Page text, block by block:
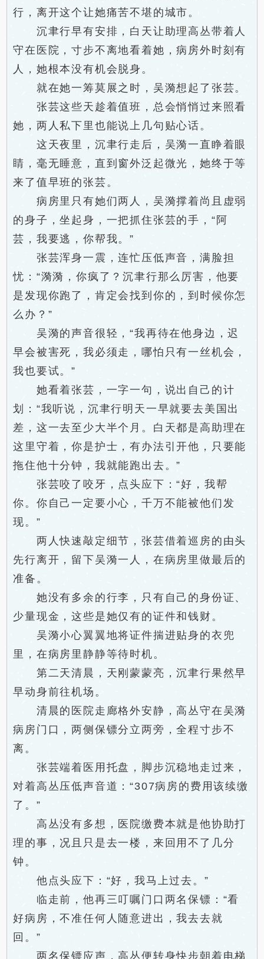
行，离开这个让她痛苦不堪的城市。
沉聿行早有安排，白天让助理高丛带着人
守在医院，寸步不离地看着她，病房外时刻有
人，她根本没有机会脱身。
就在她一筹莫展之时，吴漪想起了张芸。
张芸这些天趁着值班，总会悄悄过来照看
她，两人私下里也能说上几句贴心话。
这天夜里，沉聿行走后，吴漪一直睁着眼
睛，毫无睡意，直到窗外泛起微光，她终于等
来了值早班的张芸。
病房里只有她们两人，吴漪撑着尚且虚弱
的身子，坐起身，一把抓住张芸的手，“阿
芸，我要逃，你帮我。”
张芸浑身一震，连忙压低声音，满脸担
忧：“漪漪，你疯了？沉聿行那么厉害，他要
是发现你跑了，肯定会找到你的，到时候你怎
么办？”
吴漪的声音很轻，“我再待在他身边，迟
早会被害死，我必须走，哪怕只有一丝机会，
我也要试。”
她看着张芸，一字一句，说出自己的计
划：“我听说，沉聿行明天一早就要去美国出
差，这一去至少大半个月。白天都是高助理在
这里守着，你是护士，有办法引开他，只要能
拖住他十分钟，我就能跑出去。”
张芸咬了咬牙，点头应下：“好，我帮
你。你自己一定要小心，千万不能被他们发
现。”
两人快速敲定细节，张芸借着巡房的由头
先行离开，留下吴漪一人，在病房里做最后的
准备。
她没有多余的行李，只有自己的身份证、
少量现金，这些是她仅有的证件和钱财。
吴漪小心翼翼地将证件揣进贴身的衣兜
里，在病房里静静等待时机。
第二天清晨，天刚蒙蒙亮，沉聿行果然早
早动身前往机场。
清晨的医院走廊格外安静，高丛守在吴漪
病房门口，两侧保镖分立两旁，全程寸步不
离。
张芸端着医用托盘，脚步沉稳地走过来，
对着高丛压低声音道：“307病房的费用该续缴
了。”
高丛没有多想，医院缴费本就是他协助打
理的事，况且只是去一楼，来回用不了几分
钟。
他点头应下：“好，我马上过去。”
临走前，他再三叮嘱门口两名保镖：“看
好病房，不准任何人随意进出，我去去就
回。”
两名保镖应声，高丛便转身快步朝着电梯